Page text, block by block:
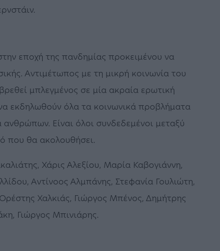
εποχή της πανδημίας προκειμένου να
Αντιμέτωπος με τη μικρή κοινωνία του
μπλεγμένος σε μία ακραία ερωτική
εκδηλωθούν όλα τα κοινωνικά προβλήματα
Είναι όλοι συνδεδεμένοι μεταξύ
που θα ακολουθήσει.
Χάρις Αλεξίου, Μαρία Καβογιάννη,
Αντίνοος Αλμπάνης, Στεφανία Γουλιώτη,
Χαλκιάς, Γιώργος Μπένος, Δημήτρης
Γιώργος Μπινιάρης.